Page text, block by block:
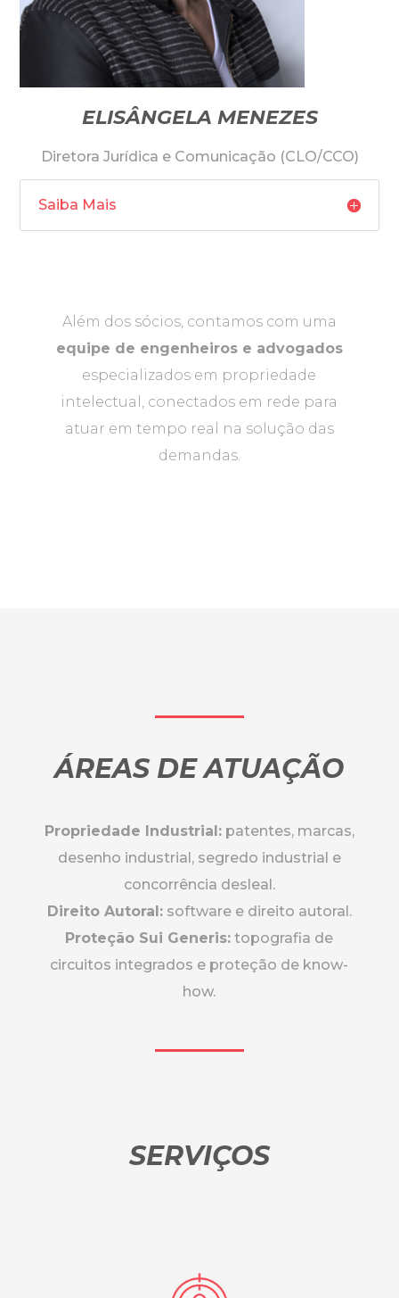
ELISÂNGELA MENEZES
Diretora Jurídica e Comunicação (CLO/CCO)
Saiba Mais
Além dos sócios, contamos com uma
equipe de engenheiros e advogados
especializados em propriedade
intelectual, conectados em rede para
atuar em tempo real na solução das
demandas.
ÁREAS DE ATUAÇÃO
Propriedade Industrial:patentes, marcas,
desenho industrial, segredo industrial e
concorrência desleal.
Direito Autoral:software e direito autoral.
Proteção Sui Generis: topografia de
circuitos integrados e proteção de know-
how.
SERVIÇOS